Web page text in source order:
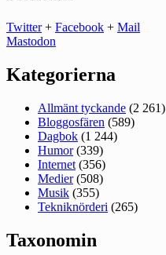
Twitter+ Facebook + Mail
Mastodon
Kategorierna
Allmänt tyckande (2 261)
Bloggosfären (589)
Dagbok (1 244)
Humor(339)
Internet (356)
Medier(508)
Musik (355)
Tekniknörderi (265)
Taxonomin